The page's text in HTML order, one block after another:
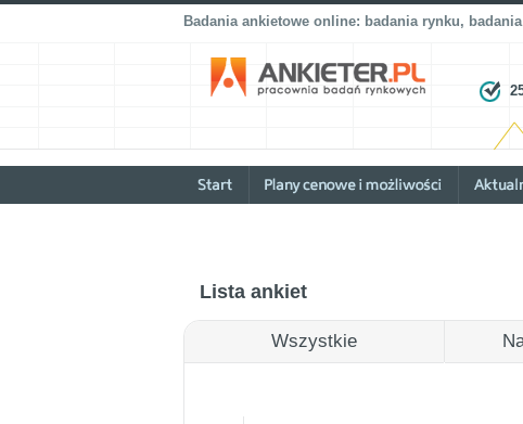
Badania ankietowe online: badania rynku,
Lista ankiet
Wszystkie